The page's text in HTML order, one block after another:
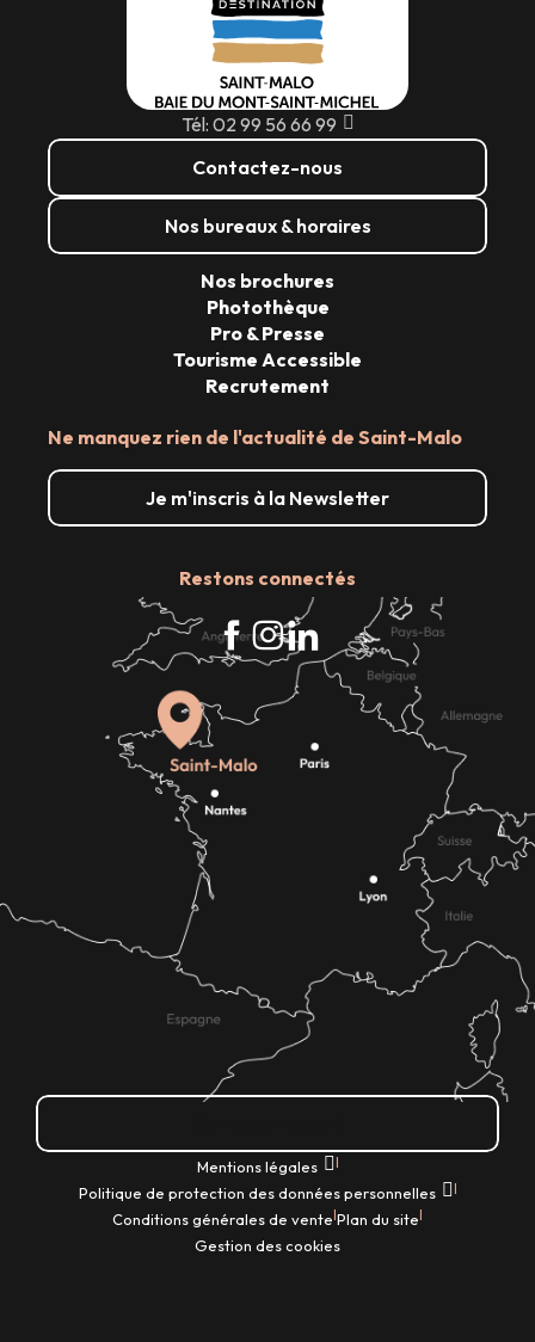
Tél: 02 99 56 66 99
Contactez-nous
Nos bureaux & horaires
Ne manquez rien de l'actualité de Saint-Malo
Je m'inscris à la Newsletter
Restons connectés
Nos brochures
Photothèque
Pro & Presse
Tourisme Accessible
Recrutement
Mentions légales |
Politique de protection des données personnelles |
Conditions générales de vente|Plan du site|
Gestion des cookies